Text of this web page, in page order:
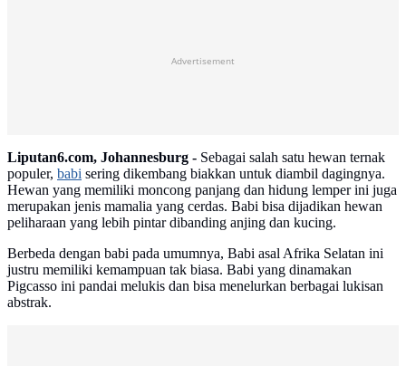
Advertisement
Liputan6.com, Johannesburg - Sebagai salah satu hewan ternak
populer, babi sering dikembang biakkan untuk diambil dagingnya.
Hewan yang memiliki moncong panjang dan hidung lemper ini juga
merupakan jenis mamalia yang cerdas. Babi bisa dijadikan hewan
peliharaan yang lebih pintar dibanding anjing dan kucing.
Berbeda dengan babi pada umumnya, Babi asal Afrika Selatan ini
justru memiliki kemampuan tak biasa. Babi yang dinamakan
Pigcasso ini pandai melukis dan bisa menelurkan berbagai lukisan
abstrak.